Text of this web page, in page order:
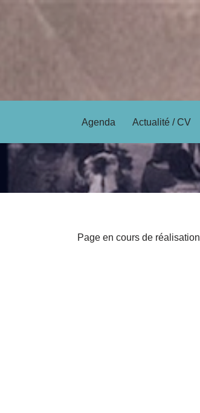
Agenda Actualité / CV
Page en cours de réalisation